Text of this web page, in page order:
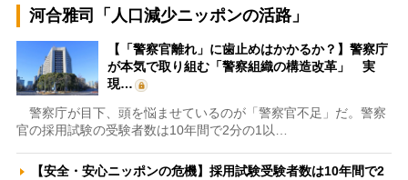
河合雅司「人口減少ニッポンの活路」
【「警察官離れ」に歯止めはかかるか？】警察庁
が本気で取り組む「警察組織の構造改革」 実
現…
警察庁が目下、頭を悩ませているのが「警察官不足」だ。警察
官の採用試験の受験者数は10年間で2分の1以…
【安全・安心ニッポンの危機】採用試験受験者数は10年間で2